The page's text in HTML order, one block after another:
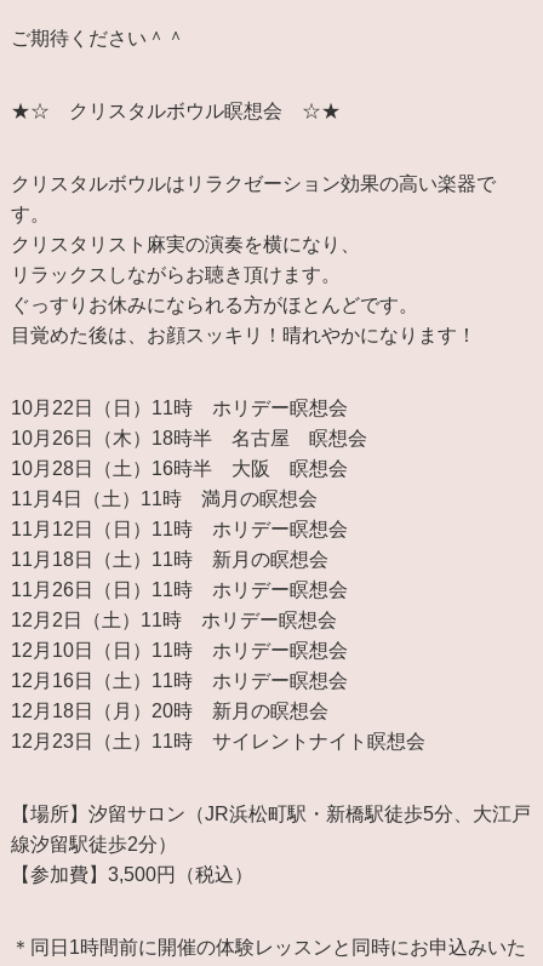
ご期待ください＾＾
★☆ クリスタルボウル瞑想会 ☆★
クリスタルボウルはリラクゼーション効果の高い楽器で
す。
クリスタリスト麻実の演奏を横になり、
リラックスしながらお聴き頂けます。
ぐっすりお休みになられる方がほとんどです。
目覚めた後は、お顔スッキリ！晴れやかになります！
10月22日（日）11時 ホリデー瞑想会
10月26日（木）18時半 名古屋 瞑想会
10月28日（土）16時半 大阪 瞑想会
11月4日（土）11時 満月の瞑想会
11月12日（日）11時 ホリデー瞑想会
11月18日（土）11時 新月の瞑想会
11月26日（日）11時 ホリデー瞑想会
12月2日（土）11時 ホリデー瞑想会
12月10日（日）11時 ホリデー瞑想会
12月16日（土）11時 ホリデー瞑想会
12月18日（月）20時 新月の瞑想会
12月23日（土）11時 サイレントナイト瞑想会
【場所】汐留サロン（JR浜松町駅・新橋駅徒歩5分、大江戸
線汐留駅徒歩2分）
【参加費】3,500円（税込）
＊同日1時間前に開催の体験レッスンと同時にお申込みいた